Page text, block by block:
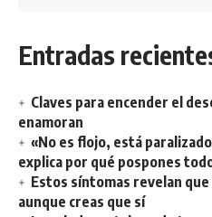
Entradas
Claves para encender el
enamoran
«No es flojo, está
explica por qué pospones
Estos síntomas revelan
aunque creas que sí